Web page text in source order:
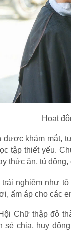
Hoạt
được khám mắt,
tập thiết yếu.
thức ăn, tủ
trải nghiệm như
ấm áp cho các
Chữ thập đỏ
sẻ chia, huy